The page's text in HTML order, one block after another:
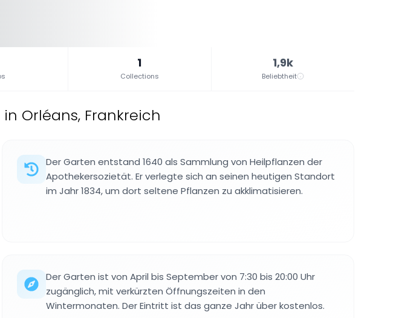
1
Collections
1,9k
Beliebtheit
Orléans, Frankreich
Der Garten entstand 1640 als Sammlung von Heilpflanzen der
Apothekersozietät. Er verlegte sich an seinen heutigen Standort
im Jahr 1834, um dort seltene Pflanzen zu akklimatisieren.
Der Garten ist von April bis September von 7:30 bis 20:00 Uhr
zugänglich, mit verkürzten Öffnungszeiten in den
Wintermonaten. Der Eintritt ist das ganze Jahr über kostenlos.